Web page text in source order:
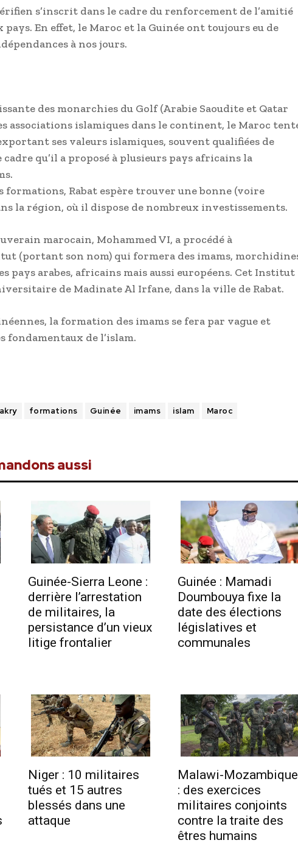
s’inscrit dans le cadre du renforcement de l’amitié
En effet, le Maroc et la Guinée ont toujours eu de
à nos jours.
des monarchies du Golf (Arabie Saoudite et Qatar
associations islamiques dans le continent, le Maroc
ses valeurs islamiques, souvent qualifiées de
cadre qu’il a proposé à plusieurs pays africains la
formations, Rabat espère trouver une bonne (voire
la région, où il dispose de nombreux investissements.
marocain, Mohammed VI, a procédé à
(portant son nom) qui formera des imams,
pays arabes, africains mais aussi européens. Cet Institut
de Madinate Al Irfane, dans la ville de Rabat.
la formation des imams se fera par vague et
de l’islam.
formations Guinée imams islam Maroc
aussi
Guinée-Sierra Leone :
derrière l’arrestation
de militaires, la
persistance d’un vieux
litige frontalier
Guinée : Mamadi
Doumbouya fixe la
date des élections
législatives et
communales
Niger : 10 militaires
tués et 15 autres
blessés dans une
attaque
Malawi-Mozambique
: des exercices
militaires conjoints
contre la traite des
êtres humains